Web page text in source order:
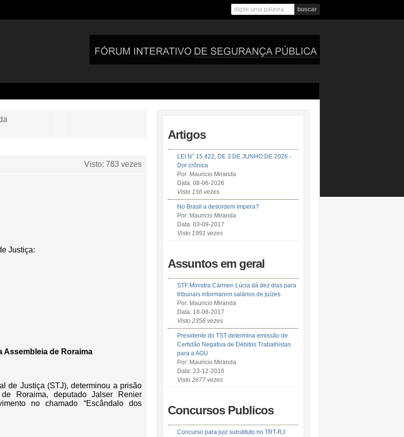
Visto: 783 vezes
Justiça:
Assembleia de Roraima
de Justiça (STJ), determinou a prisão
Roraima, deputado Jalser Renier
no chamado “Escândalo dos
Artigos
LEI N° 15.422, DE 3 DE JUNHO DE 2026 -
Dor crônica
Por: Mauricio Miranda
Data: 08-06-2026
Visto 156 vezes
No Brasil a desordem impera?
Por: Mauricio Miranda
Data: 03-09-2017
Visto 1991 vezes
Assuntos em geral
STF:Ministra Cármen Lúcia dá dez dias para
tribunais informarem salários de juízes
Por: Mauricio Miranda
Data: 18-08-2017
Visto 2358 vezes
Presidente do TST determina emissão de
Certidão Negativa de Débitos Trabalhistas
para a AGU
Por: Mauricio Miranda
Data: 23-12-2016
Visto 2677 vezes
Concursos Publicos
Concurso para juiz substituto no TRT-RJ: